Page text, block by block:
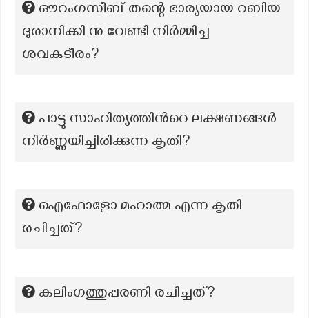
ഔറംഗസീബ് തന്റെ ഭാര്യയായ റബിയ
ദുരാനിക്കി നു വേണ്ടി നിർമ്മിച്ച
ശവകുടീരം?
പാട്ടു സാഹിത്യത്തിന്‍റെ ലക്ഷണങ്ങൾ
നിർണ്ണയിച്ചിരിക്കുന്ന കൃതി?
ഐഫോളോ മഹാത്മ എന്ന കൃതി
രചിച്ചത്?
കലിംഗത്തുപ്പരണി രചിച്ചത്?